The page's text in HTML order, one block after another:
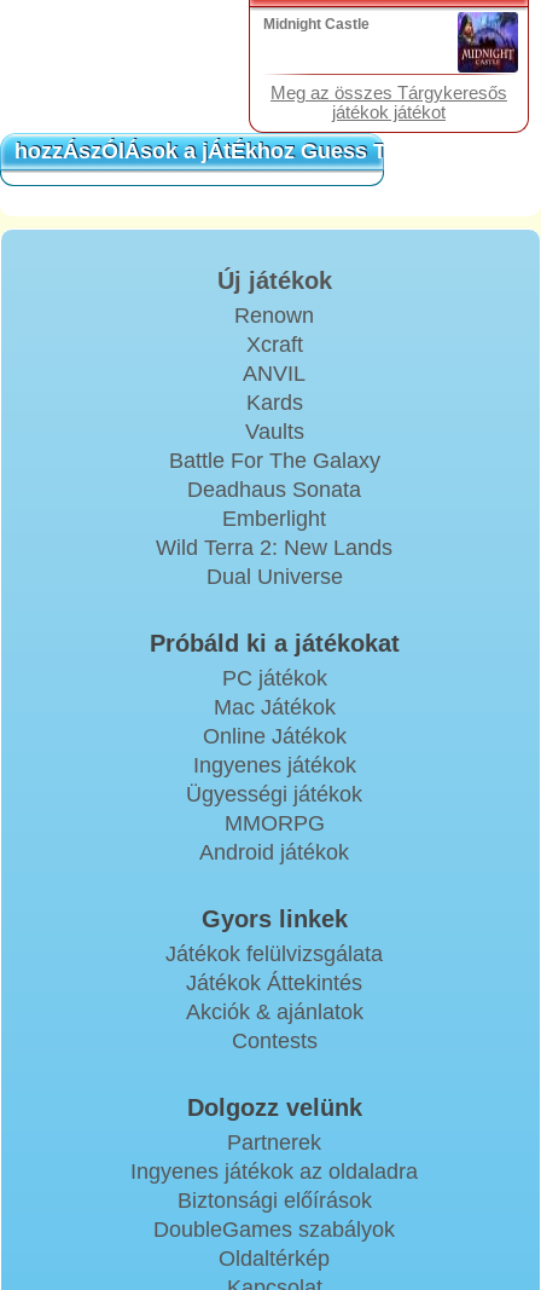
Midnight Castle
Meg az összes Tárgykeresős
játékok játékot
hozzÁszÓlÁsok a jÁtÉkhoz Guess The Couple
hozzÁszÓlÁsok a jÁtÉkhoz Guess The Couple
Új játékok
Renown
Xcraft
ANVIL
Kards
Vaults
Battle For The Galaxy
Deadhaus Sonata
Emberlight
Wild Terra 2: New Lands
Dual Universe
Próbáld ki a játékokat
PC játékok
Mac Játékok
Online Játékok
Ingyenes játékok
Ügyességi játékok
MMORPG
Android játékok
Gyors linkek
Játékok felülvizsgálata
Játékok Áttekintés
Akciók & ajánlatok
Contests
Dolgozz velünk
Partnerek
Ingyenes játékok az oldaladra
Biztonsági előírások
DoubleGames szabályok
Oldaltérkép